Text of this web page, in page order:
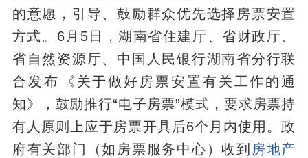
的意愿，引导、鼓励群众优先选择房票安置
方式。6月5日，湖南省住建厅、省财政厅、
省自然资源厅、中国人民银行湖南省分行联
合发布‌《关于做好房票安置有关工作的通
知》，鼓励推行“电子房票”模式，要求房票持
有人原则上应于房票开具后6个月内使用。政
府有关部门（如房票服务中心）收到 房地产